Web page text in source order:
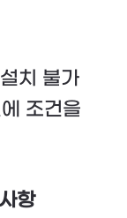
치 불가
조건을
항